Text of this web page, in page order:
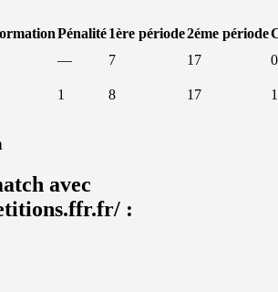
Pénalité1ère période2éme période
— 7 17
0
1 8 17 1
avec
: